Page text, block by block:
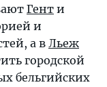
Гент и
и
а в Льеж
городской
бельгийских